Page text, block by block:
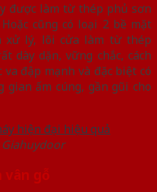
được làm từ thép phủ sơn
cũng có loại 2 bề mặt
xử lý, lõi cửa làm từ thép
dày dặn, vững chắc, cách
đập mạnh và đặc biệt có
gian ấm cúng, gần gũi cho
vân gỗ